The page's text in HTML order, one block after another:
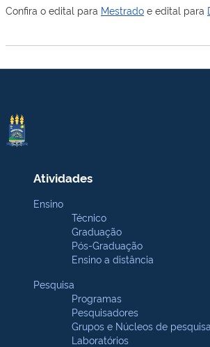
Confira o edital para Mestrado e edital para
Atividades
Ensino
Técnico
Graduação
Pós-Graduação
Ensino a distância
Pesquisa
Programas
Pesquisadores
Grupos e Núcleos de pesquisa
Laboratórios